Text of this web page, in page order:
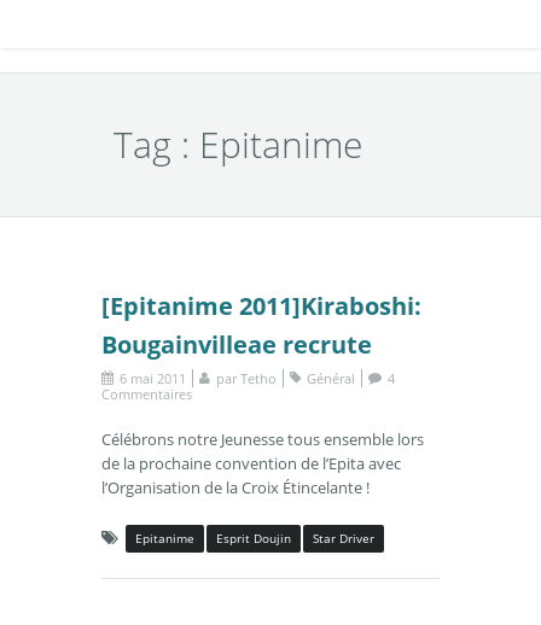
Tag : Epitanime
[Epitanime 2011]Kiraboshi:
Bougainvilleae recrute
6 mai 2011 par Tetho Général
4
Commentaires
Célébrons notre Jeunesse tous ensemble lors
de la prochaine convention de l’Epita avec
l’Organisation de la Croix Étincelante !
Epitanime Esprit Doujin Star Driver